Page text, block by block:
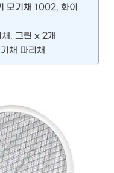
모기채 1002, 화이
, 그린 x 2개
채 파리채